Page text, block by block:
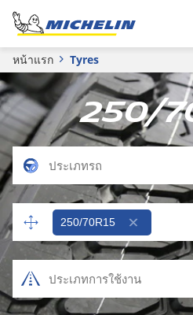
หน้าแรก Tyres
250/
250/70R15